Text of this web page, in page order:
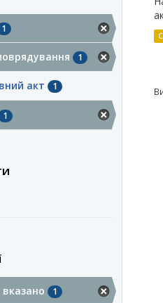
1
1
акт 1
1
вказано 1